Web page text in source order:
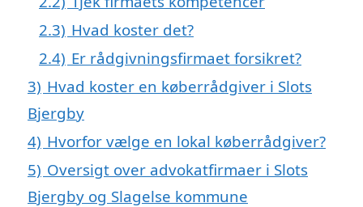
2.3) Hvad koster det?
2.4) Er rådgivningsfirmaet forsikret?
3) Hvad koster en køberrådgiver i Slots
Bjergby
4) Hvorfor vælge en lokal køberrådgiver?
5) Oversigt over advokatfirmaer i Slots
Bjergby og Slagelse kommune